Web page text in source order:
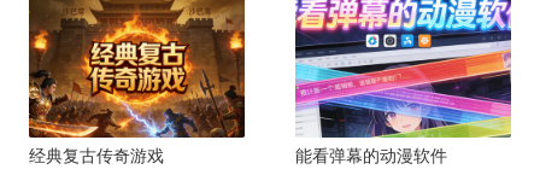
经典复古传奇游戏 能看弹幕的动漫软件